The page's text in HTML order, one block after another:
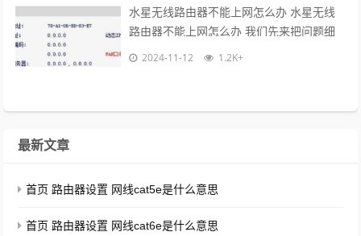
水星无线路由器不能上网怎么办 水星无线
路由器不能上网怎么办 我们先来把问题细
分化，先确定是水星无线路由器与宽带之间
2024-11-12 1.2K+
最新文章
首页 路由器设置 网线cat5e是什么意思
首页 路由器设置 网线cat6e是什么意思